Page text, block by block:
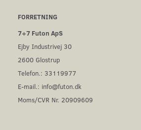
FORRETNING
7+7 Futon ApS
Ejby Industrivej 30
2600 Glostrup
Telefon.: 33119977
E-mail.: info@futon.dk
Moms/CVR Nr. 20909609